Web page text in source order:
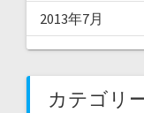
2013年7月
カテゴリ